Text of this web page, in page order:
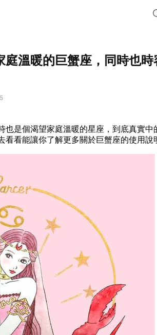
庭溫暖的巨蟹座，同時也
也是個渴望家庭溫暖的星座，到底真實中
看看能讓你了解更多關於巨蟹座的使用說